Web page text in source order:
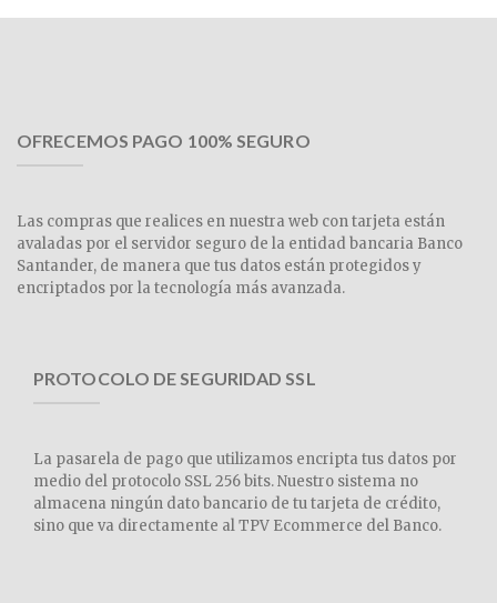
OFRECEMOS PAGO 100% SEGURO
Las compras que realices en nuestra web con tarjeta están
avaladas por el servidor seguro de la entidad bancaria Banco
Santander, de manera que tus datos están protegidos y
encriptados por la tecnología más avanzada.
PROTOCOLO DE SEGURIDAD SSL
La pasarela de pago que utilizamos encripta tus datos por
medio del protocolo SSL 256 bits. Nuestro sistema no
almacena ningún dato bancario de tu tarjeta de crédito,
sino que va directamente al TPV Ecommerce del Banco.